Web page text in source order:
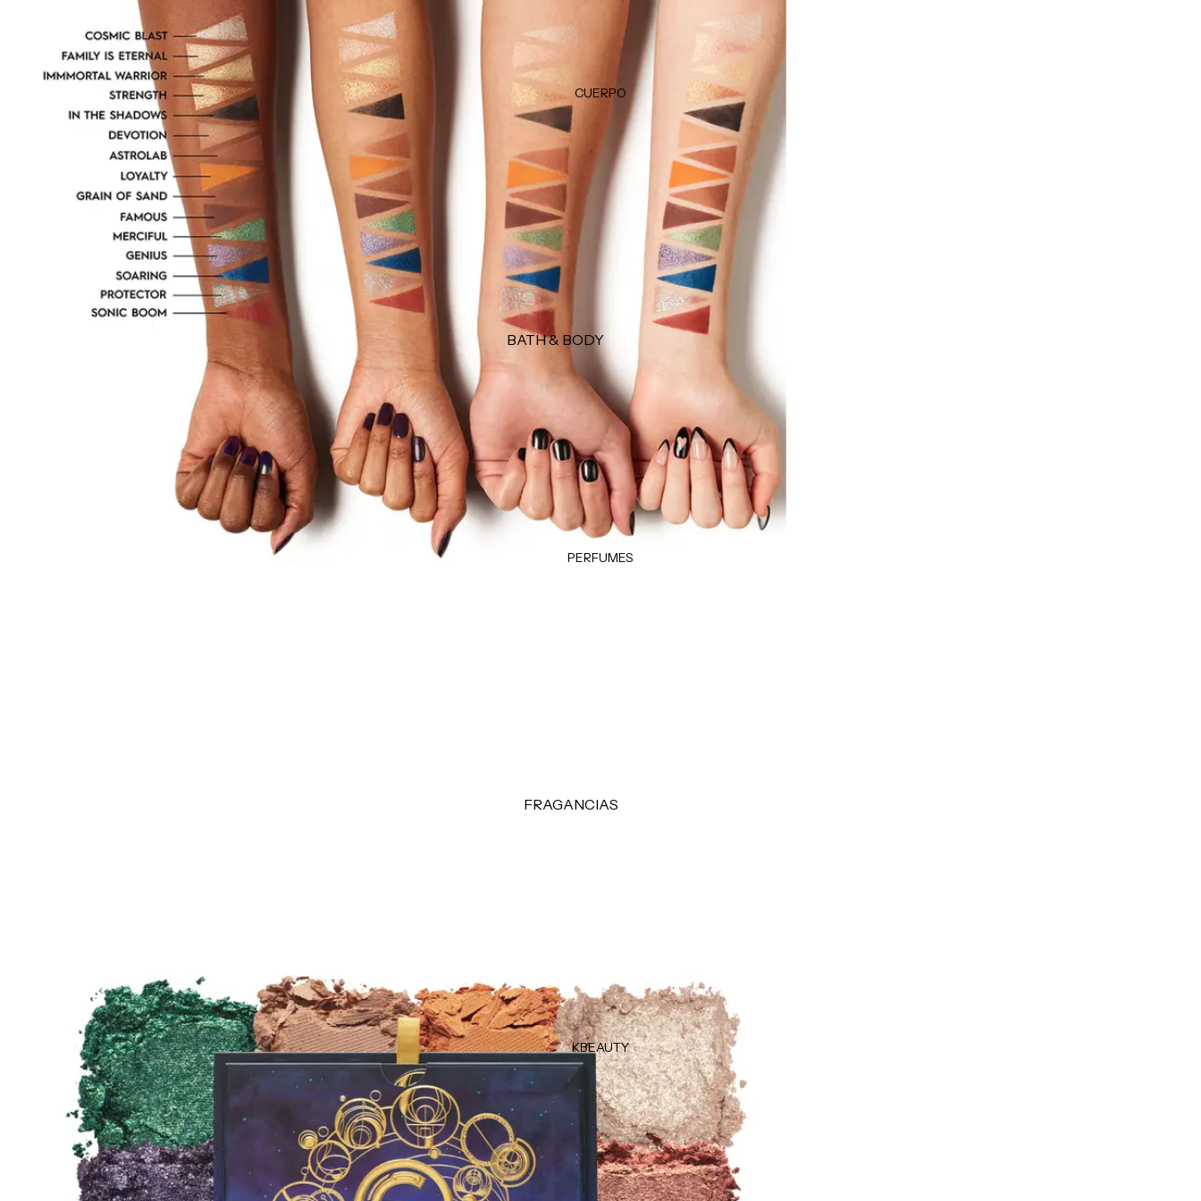
Plumpers
Delineadores
HERRAMIENTAS
Estuches
Esponjas
Brochas
Accesorios
TRATAMIENTOS &
MASCARILLAS
Protectores térmicos
Tintes & Retocadores de raíz
Productos para peinado
MISCELÁNEOS
Perfumes
Cepillos
Accesorios
MARCAS POPULARES
Olaplex
K18
Garnier
Color WOW
Moroccanoil
CUERPO
BATH & BODY
Jabones y geles
Desodorantes
Accesorios
LOCIONES E HIDRATANTES
Hidratantes
TratamientosPERFUMES
FRAGANCIAS
Eau de Parfum
Eau de Toilette
Body Mist
MARCAS POPULARES
Dolce & Gabbana
Carolina Herrera
Orientica
KBEAUTY